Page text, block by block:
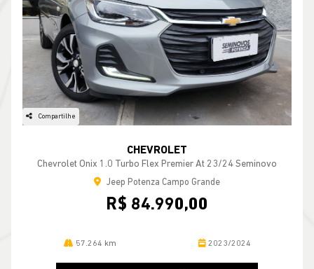
Compartilhe
CHEVROLET
Chevrolet Onix 1.0 Turbo Flex Premier At 23/24 Seminovo
Jeep Potenza Campo Grande
R$ 84.990,00
57.264 km 2023/2024